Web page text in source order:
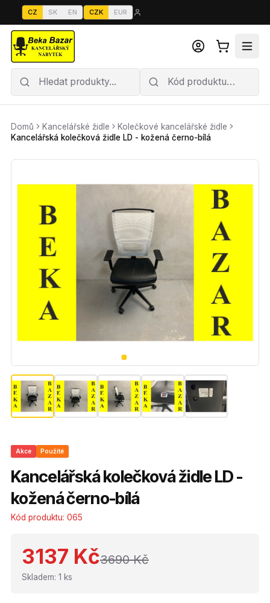
CZ SK EN CZK EUR
Domů Kancelářské židle
Kolečkové kancelářské židle
Kancelářská kolečková židle LD - kožená černo-bílá
Akce Použité
Kancelářská kolečková židle LD -
kožená černo-bílá
Kód produktu: 065
3137 Kč3690 Kč
Skladem: 1 ks